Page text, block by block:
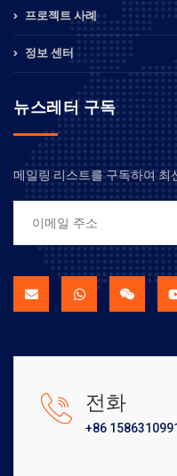
프로젝트 사례
정보 센터
뉴스레터 구독
메일링 리스트를 구독하여 최
전화
+86